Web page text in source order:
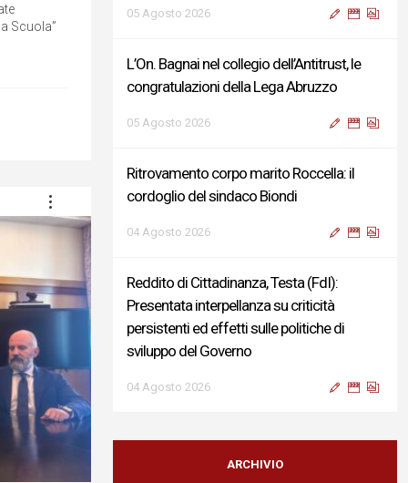
Scuola”
05 Agosto 2026
L’On. Bagnai nel collegio dell’Antitrust, le
congratulazioni della Lega Abruzzo
05 Agosto 2026
Ritrovamento corpo marito Roccella: il
cordoglio del sindaco Biondi
04 Agosto 2026
Reddito di Cittadinanza, Testa (FdI):
Presentata interpellanza su criticità
persistenti ed effetti sulle politiche di
sviluppo del Governo
04 Agosto 2026
Sigismondi, Liris e Testa: “Profondo
cordoglio e vicinanza al Ministro Roccella e
ARCHIVIO